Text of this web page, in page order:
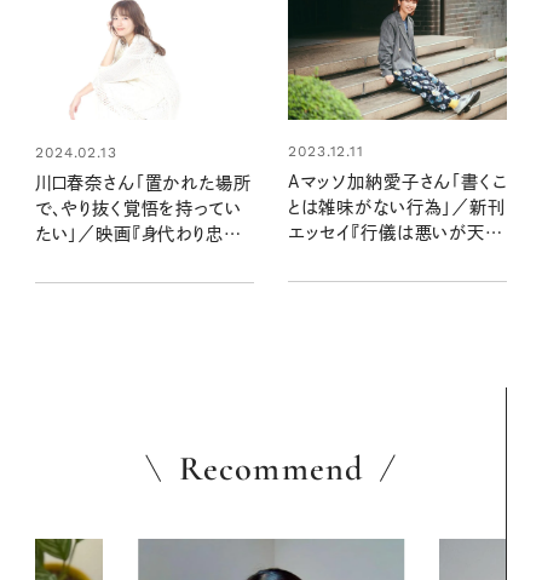
2024.02.13
川口春奈さん「置かれた場所
で、やり抜く覚悟を持ってい
たい」／映画『身代わり忠臣
2023.12.11
Aマッソ加納愛子さん「書くこ
とは雑味がない行為」／新刊
エッセイ『行儀は悪いが天気
Recommend